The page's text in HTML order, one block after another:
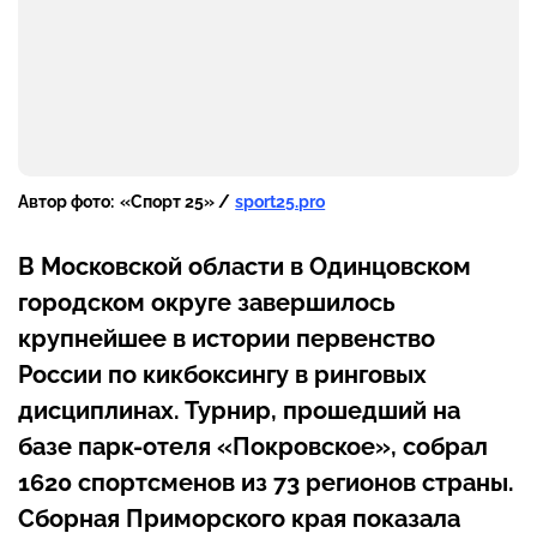
Автор фото: «Спорт 25» / sport25.pro
В Московской области в Одинцовском
городском округе завершилось
крупнейшее в истории первенство
России по кикбоксингу в ринговых
дисциплинах. Турнир, прошедший на
базе парк-отеля «Покровское», собрал
1620 спортсменов из 73 регионов страны.
Сборная Приморского края показала